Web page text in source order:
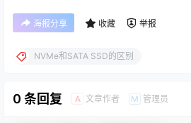
海报分享 收藏 举报
NVMe和SATA SSD的区别
0 条回复 A 文章作者 M 管理员